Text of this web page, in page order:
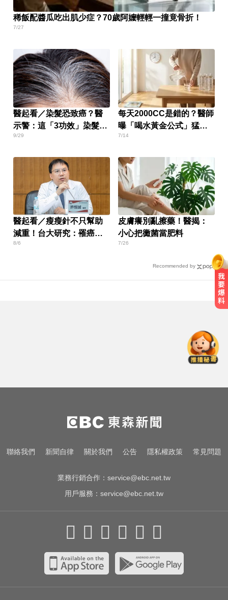
稀飯配醬瓜吃出肌少症？70歲阿嬤輕輕一撞竟骨折！
7/27
醫起看／染髮恐致癌？醫
示警：這「3功效」染髮劑
別用
9/29
每天2000CC是錯的？醫師
曝「喝水黃金公式」猛灌
恐水中毒
7/14
醫起看／瘦瘦針不只幫助
減重！台大研究：罹癌風
險下降4成
8/6
皮膚癢別亂擦藥！醫揭：
小心把黴菌當肥料
7/26
Recommended by
列國家災難
色外公稱「幫看過敏」騙孫女脫褲
侵犯！法院判2年4月
白海豚路徑偏西修正！週末豪雨炸
聯絡我們 新聞自律 關於我們 公告 隱私權政策 常見問題
業務行銷合作： service@ebc.net.tw
用戶服務： service@ebc.net.tw